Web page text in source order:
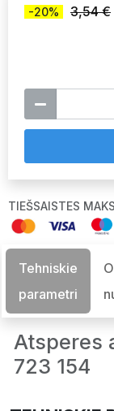
-20% 3,54 €
TIEŠSAISTES
Tehniskie
parametri
Atsperes
723 154